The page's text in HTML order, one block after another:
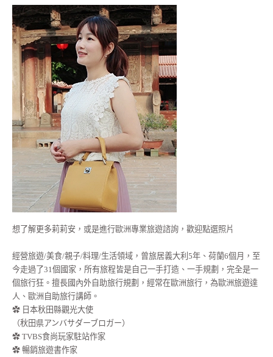
想了解更多莉莉安，或是進行歐洲專業旅遊諮詢，歡迎點選照片
經營旅遊/美食/親子/料理/生活領域，曾旅居義大利5年、荷蘭6個月，至
今走過了31個國家，所有旅程皆是自己一手打造、一手規劃，完全是一
個旅行狂。擅長國內外自助旅行規劃，經常在歐洲旅行，為歐洲旅遊達
人、歐洲自助旅行講師。
✿ 日本秋田縣觀光大使
（秋田県アンバサダーブロガー）
✿ TVBS食尚玩家駐站作家
✿ 暢銷旅遊書作家